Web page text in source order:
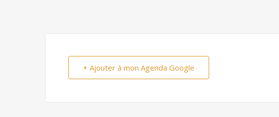
+ Ajouter à mon Agenda Google